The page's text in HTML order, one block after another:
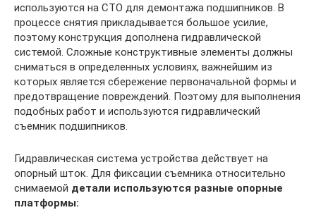
используются на СТО для демонтажа подшипников. В
процессе снятия прикладывается большое усилие,
поэтому конструкция дополнена гидравлической
системой. Сложные конструктивные элементы должны
сниматься в определенных условиях, важнейшим из
которых является сбережение первоначальной формы и
предотвращение повреждений. Поэтому для выполнения
подобных работ и используются гидравлический
съемник подшипников.
Гидравлическая система устройства действует на
опорный шток. Для фиксации съемника относительно
снимаемой детали используются разные опорные
платформы: